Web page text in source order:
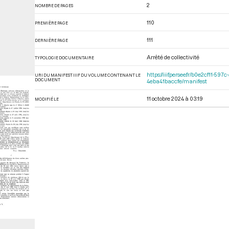
NOMBRE DE PAGES 2
PREMIÈRE PAGE 110
DERNIÈRE PAGE 111
TYPOLOGIE DOCUMENTAIRE Arrêté de collectivité
URI DU MANIFEST IIIF DU VOLUME CONTENANT LE
DOCUMENT
https://iiif.persee.fr/b0e2cf11-
4eba41baccfe/manifest
MODIFIÉ LE 11 octobre 2024 à 03:19